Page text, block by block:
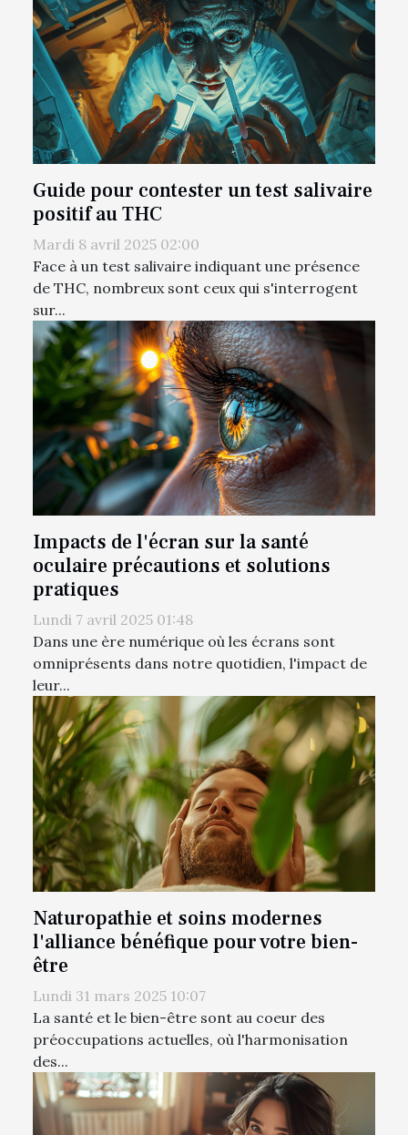
Guide pour contester un test salivaire
positif au THC
Mardi 8 avril 2025 02:00
Face à un test salivaire indiquant une présence
de THC, nombreux sont ceux qui s'interrogent
sur...
Impacts de l'écran sur la santé
oculaire précautions et solutions
pratiques
Lundi 7 avril 2025 01:48
Dans une ère numérique où les écrans sont
omniprésents dans notre quotidien, l'impact de
leur...
Naturopathie et soins modernes
l'alliance bénéfique pour votre bien-
être
Lundi 31 mars 2025 10:07
La santé et le bien-être sont au coeur des
préoccupations actuelles, où l'harmonisation
des...